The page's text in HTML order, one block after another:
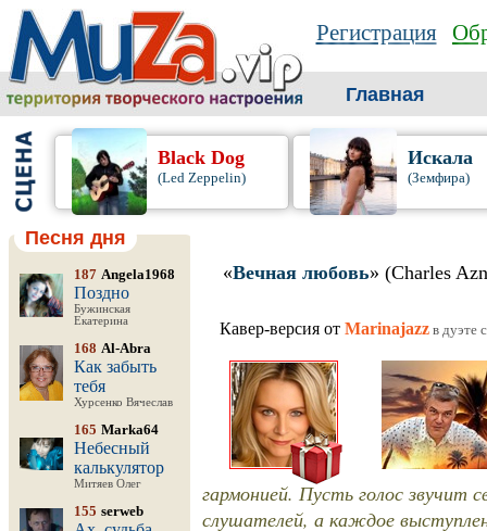
Регистрация
Главная
Black Dog
(Led Zeppelin)
Искала
(Земфира)
Песня дня
187 Angela1968
Поздно
Бужинская
Екатерина
168 Al-Abra
Как забыть
тебя
Хурсенко Вячеслав
165 Marka64
Небесный
калькулятор
Митяев Олег
155 serweb
«Вечная любовь» (Charles
Кавер-версия от Marinajazz в дуэте
гармонией. Пусть голос звучит
слушателей, а каждое